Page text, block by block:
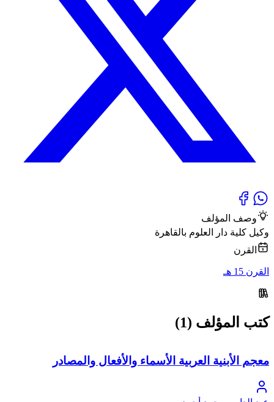
وصف المؤلف
وكيل كلية دار العلوم بالقاهرة
القرن
القرن 15 هـ
كتب المؤلف (1)
معجم الأبنية العربية الأسماء والأفعال والمصادر